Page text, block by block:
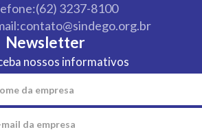
3237-8100
Newsletter
nossos informativos